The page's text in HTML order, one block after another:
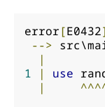
error[E0432
-->
|
1
| use
|